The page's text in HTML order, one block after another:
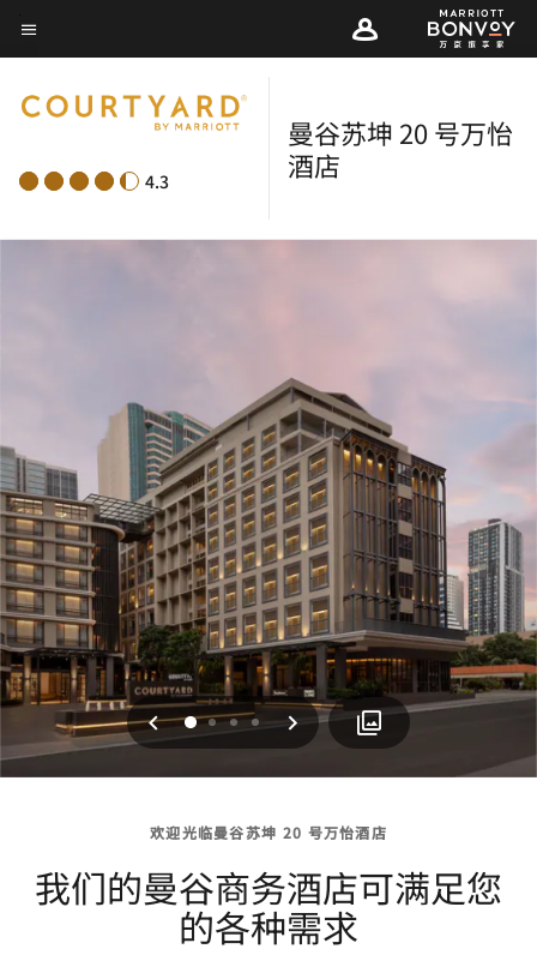
Skip
to
content
菜单文本
4.3
曼谷苏坤 20 号万怡
酒店
上一页
0123 下一页
欢迎光临曼谷苏坤 20 号万怡酒店
我们的曼谷商务酒店可满足您
的各种需求